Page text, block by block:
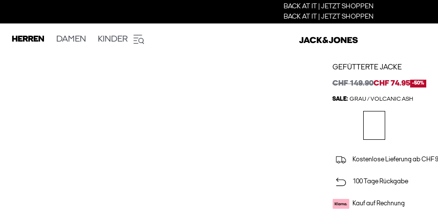
BACK AT IT | JETZT SHOPPEN
BACK AT IT | JETZT SHOPPEN
HERREN DAMEN KINDER
GEFÜTTERTE JACKE
CHF 149.90CHF 74.95 -50%
SALE: GRAU / VOLCANIC ASH
Kostenlose Lieferung ab CHF
100 Tage Rückgabe
Kauf auf Rechnung